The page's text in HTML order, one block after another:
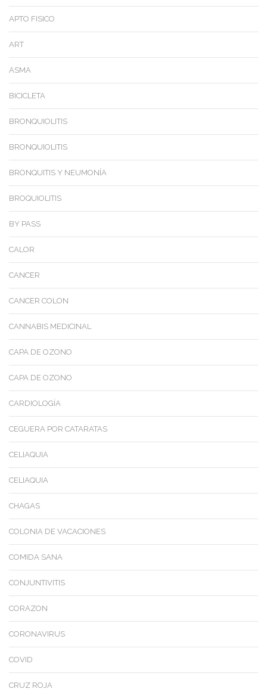
APTO FISICO
ART
ASMA
BICICLETA
BRONQUIOLITIS
BRONQUIOLITIS
BRONQUITIS Y NEUMONÍA
BROQUIOLITIS
BY PASS
CALOR
CANCER
CANCER COLON
CANNABIS MEDICINAL
CAPA DE OZONO
CAPA DE OZONO
CARDIOLOGÍA
CEGUERA POR CATARATAS
CELIAQUIA
CELIAQUIA
CHAGAS
COLONIA DE VACACIONES
COMIDA SANA
CONJUNTIVITIS
CORAZON
CORONAVIRUS
COVID
CRUZ ROJA